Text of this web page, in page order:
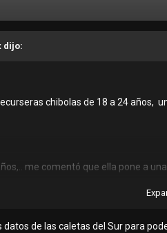
dijo:
chibolas de 18 a 24 años,
me comentó que ella pone a
de las caletas del Sur para